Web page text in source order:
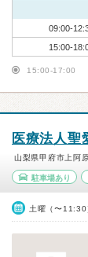
09:00-
15:00-
15:00-17:00
医療法人聖
山梨県甲府市上阿
駐車場あり
土曜（〜11:30